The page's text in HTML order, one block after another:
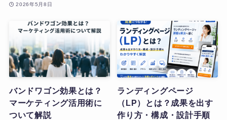
2026年5月8日
バンドワゴン効果とは？
マーケティング活用術に
ついて解説
ランディングページ
（LP）とは？成果を出す
作り方・構成・設計手順